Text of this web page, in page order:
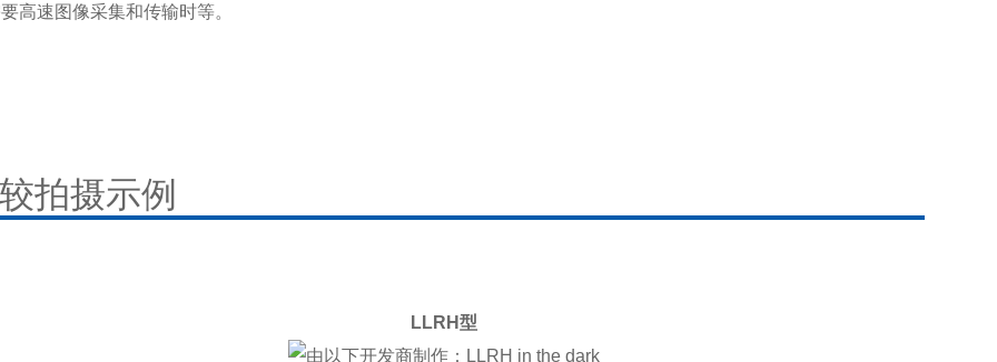
高速图像采集和传输时等。
拍摄示例
LLRH型